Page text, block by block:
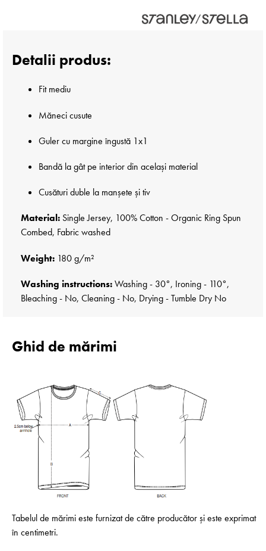
Detalii produs:
Fit mediu
Măneci cusute
Guler cu margine îngustă 1x1
Bandă la gât pe interior din același material
Cusături duble la manșete și tiv
Material: Single Jersey, 100% Cotton - Organic Ring Spun
Combed, Fabric washed
Weight: 180 g/m²
Washing instructions:Washing - 30°, Ironing - 110°,
Bleaching - No, Cleaning - No, Drying - Tumble Dry No
Ghid de mărimi
Tabelul de mărimi este furnizat de către producător și este exprimat
în centimetri.